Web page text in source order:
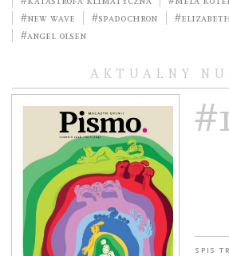
#New Wave
#Spadochron
#Angel Olsen
AKTUALNY
Spis